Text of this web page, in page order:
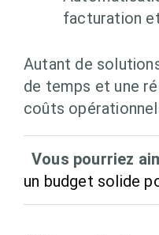
facturation
Autant de
de temps et une
coûts
Vous pourriez
un budget solide